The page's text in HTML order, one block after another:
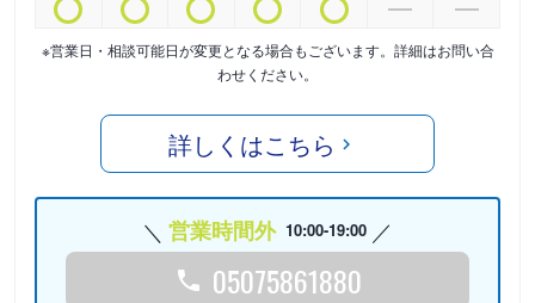
※営業日・相談可能日が変更となる場合もございます。詳細はお問い合
わせください。
詳しくはこちら
営業時間外 10:00-19:00
05075861880